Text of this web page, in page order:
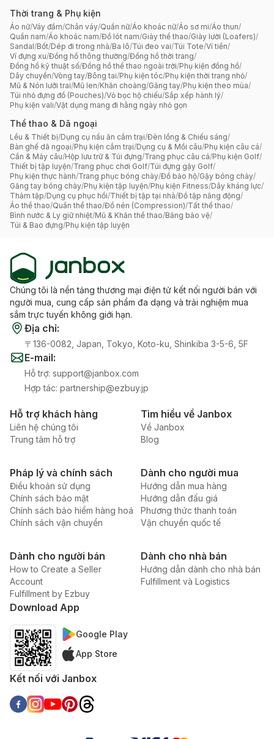
Thời trang & Phụ kiện
Áo nữ/Váy đầm/Chân váy/Quần nữ/Áo khoác nữ/Áo sơ mi/Áo thun/
Quần nam/Áo khoác nam/Đồ lót nam/Giày thể thao/Giày lười (Loafers)/
Sandal/Bốt/Dép đi trong nhà/Ba lô/Túi đeo vai/Túi Tote/Ví tiền/
Ví đựng xu/Đồng hồ thông thường/Đồng hồ thời trang/
Đồng hồ kỹ thuật số/Đồng hồ thể thao ngoài trời/Phụ kiện đồng hồ/
Dây chuyền/Vòng tay/Bông tai/Phụ kiện tóc/Phụ kiện thời trang nhỏ/
Mũ & Nón lưỡi trai/Mũ len/Khăn choàng/Găng tay/Phụ kiện theo mùa/
Túi nhỏ đựng đồ (Pouches)/Vỏ bọc hộ chiếu/Sắp xếp hành lý/
Phụ kiện vali/Vật dụng mang đi hằng ngày nhỏ gọn
Thể thao & Dã ngoại
Lều & Thiết bị/Dụng cụ nấu ăn cắm trại/Đèn lồng & Chiếu sáng/
Bàn ghế dã ngoại/Phụ kiện cắm trại/Dụng cụ & Mồi câu/Phụ kiện câu cá/
Cần & Máy câu/Hộp lưu trữ & Túi đựng/Trang phục câu cá/Phụ kiện Golf/
Thiết bị tập luyện/Trang phục chơi Golf/Túi đựng gậy Golf/
Phụ kiện thực hành/Trang phục bóng chày/Đồ bảo hộ/Gậy bóng chày/
Găng tay bóng chày/Phụ kiện tập luyện/Phụ kiện Fitness/Dây kháng lực/
Thảm tập/Dụng cụ phục hồi/Thiết bị tập tại nhà/Đồ tập năng động/
Áo thể thao/Quần thể thao/Đồ nén (Compression)/Tất thể thao/
Bình nước & Ly giữ nhiệt/Mũ & Khăn thể thao/Băng bảo vệ/
Túi & Bao đựng/Phụ kiện tập luyện
Chúng tôi là nền tảng thương mại điện tử kết nối người bán với
người mua, cung cấp sản phẩm đa dạng và trải nghiệm mua
sắm trực tuyến không giới hạn.
Địa chỉ:
〒136-0082, Japan, Tokyo, Koto-ku, Shinkiba 3-5-6, 5F
E-mail:
Hỗ trợ: support@janbox.com
Hợp tác: partnership@ezbuy.jp
Hỗ trợ khách hàng
Liên hệ chúng tôi
Trung tâm hỗ trợ
Tìm hiểu về Janbox
Về Janbox
Blog
Pháp lý và chính sách
Điều khoản sử dụng
Chính sách bảo mật
Chính sách bảo hiểm hàng hoá
Chính sách vận chuyển
Dành cho người mua
Hướng dẫn mua hàng
Hướng dẫn đấu giá
Phương thức thanh toán
Vận chuyển quốc tế
Dành cho người bán
How to Create a Seller
Account
Fulfillment by Ezbuy
Dành cho nhà bán
Hướng dẫn dành cho nhà bán
Fulfillment và Logistics
Download App
Google Play
App Store
Kết nối với Janbox